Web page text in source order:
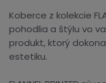
Koberce z kolekcie
pohodlia a štýlu vo
produkt, ktorý
estetiku.